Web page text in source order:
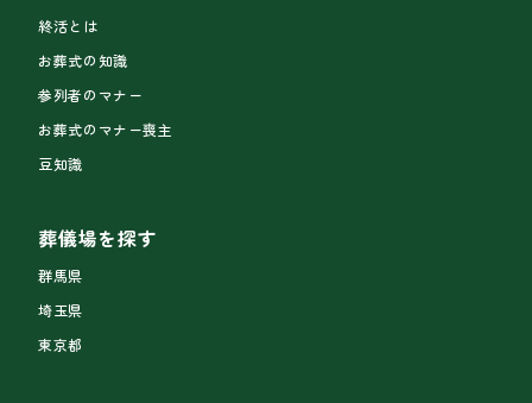
終活とは
お葬式の知識
参列者のマナー
お葬式のマナー喪主
豆知識
葬儀場を探す
群馬県
埼玉県
東京都